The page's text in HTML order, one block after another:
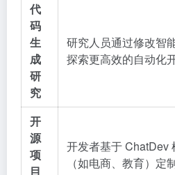
代
码
生
成
研
究
研究人员通过修改智
探索更高效的自动化
开
源
项
目
开发者基于 ChatDev
（如电商、教育）定